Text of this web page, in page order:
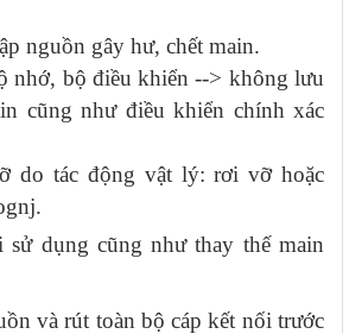
nguồn gây hư, chết main.
nhớ, bộ điều khiển --> không lưu
cũng như điều khiển chính xác
do tác động vật lý: rơi vỡ hoặc
dụng cũng như thay thế main
và rút toàn bộ cáp kết nối trước